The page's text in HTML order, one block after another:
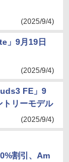
(2025/9/4)
」9月19日
(2025/9/4)
FE」9
リーモデル
(2025/9/4)
割引、Am